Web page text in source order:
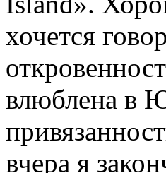
хочется
влюблена в
вчера я